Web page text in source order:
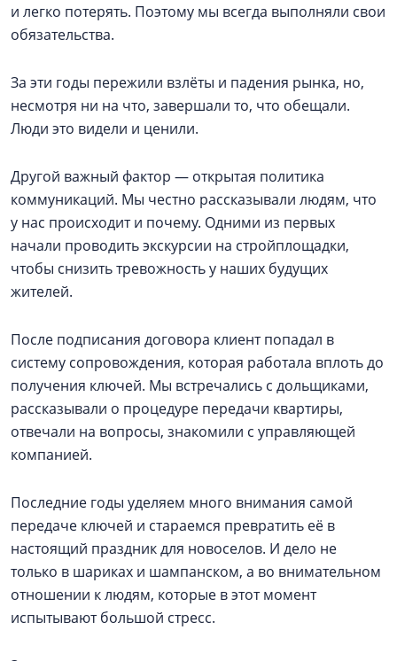
и легко потерять. Поэтому мы всегда выполняли свои
обязательства.
За эти годы пережили взлёты и падения рынка, но,
несмотря ни на что, завершали то, что обещали.
Люди это видели и ценили.
Другой важный фактор — открытая политика
коммуникаций. Мы честно рассказывали людям, что
у нас происходит и почему. Одними из первых
начали проводить экскурсии на стройплощадки,
чтобы снизить тревожность у наших будущих
жителей.
После подписания договора клиент попадал в
систему сопровождения, которая работала вплоть до
получения ключей. Мы встречались с дольщиками,
рассказывали о процедуре передачи квартиры,
отвечали на вопросы, знакомили с управляющей
компанией.
Последние годы уделяем много внимания самой
передаче ключей и стараемся превратить её в
настоящий праздник для новоселов. И дело не
только в шариках и шампанском, а во внимательном
отношении к людям, которые в этот момент
испытывают большой стресс.